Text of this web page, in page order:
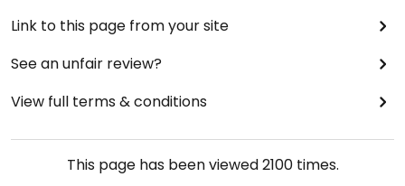
Link to this page from your site
See an unfair review?
View full terms & conditions
This page has been viewed2100times.